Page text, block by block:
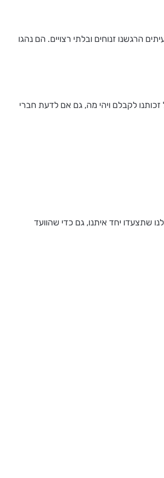
הרגשנו זנוחים ובלתי רצויים. הם נהגו
זכותנו לקבלם ויהי מה, גם אם לדעת חברי
שתצעדו יחד איתנו, גם כדי שהוועד